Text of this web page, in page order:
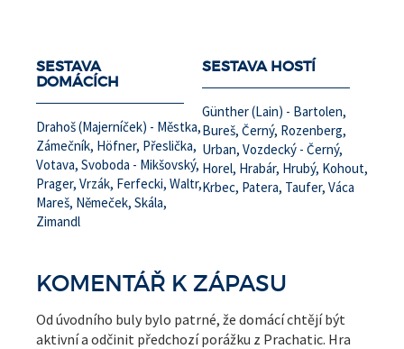
SESTAVA
DOMÁCÍCH
Drahoš (Majerníček) - Městka,
Zámečník, Höfner, Přeslička,
Votava, Svoboda - Mikšovský,
Prager, Vrzák, Ferfecki, Waltr,
Mareš, Němeček, Skála,
Zimandl
SESTAVA HOSTÍ
Günther (Lain) - Bartolen,
Bureš, Černý, Rozenberg,
Urban, Vozdecký - Černý,
Horel, Hrabár, Hrubý, Kohout,
Krbec, Patera, Taufer, Váca
KOMENTÁŘ K ZÁPASU
Od úvodního buly bylo patrné, že domácí chtějí být
aktivní a odčinit předchozí porážku z Prachatic. Hra